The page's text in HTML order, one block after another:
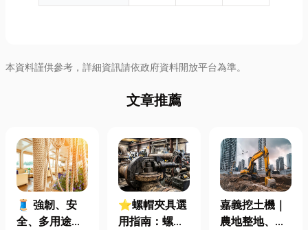
本資料謹供參考，詳細資訊請依政府資料開放平台為準。
文章推薦
🧵 強韌、安
全、多用途！
⭐螺帽夾具選
用指南：螺母
嘉義挖土機｜
農地整地、基